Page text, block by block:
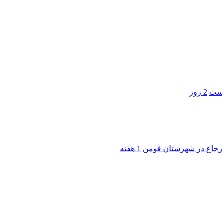
2 روز
ارجاع در شهرستان فومن 1 هفته